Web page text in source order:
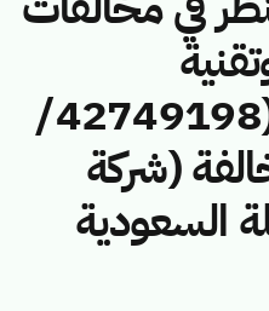
المعلومات رقم (42749198/
(شركة
السعودية